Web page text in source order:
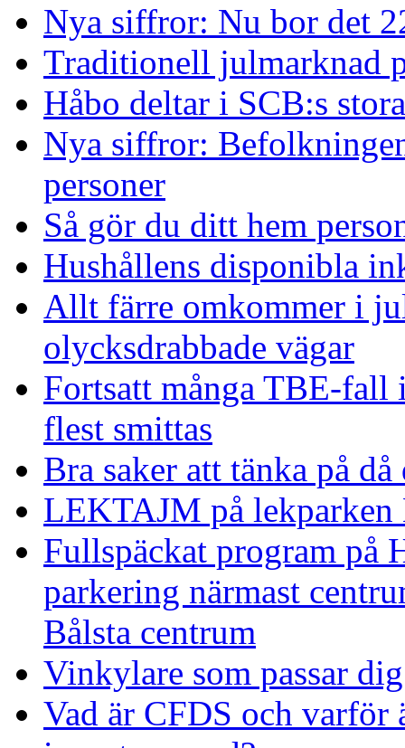
Nya siffror: Nu bor det
Traditionell julmarknad
Håbo deltar i SCB:s
Nya siffror:
personer
Så gör du ditt hem
Hushållens disponibla
Allt färre omkommer i
olycksdrabbade vägar
Fortsatt många TBE-fall
flest smittas
Bra saker att tänka på
LEKTAJM på lekparken
Fullspäckat program på
parkering närmast
Bålsta centrum
Vinkylare som passar
Vad är CFDS och